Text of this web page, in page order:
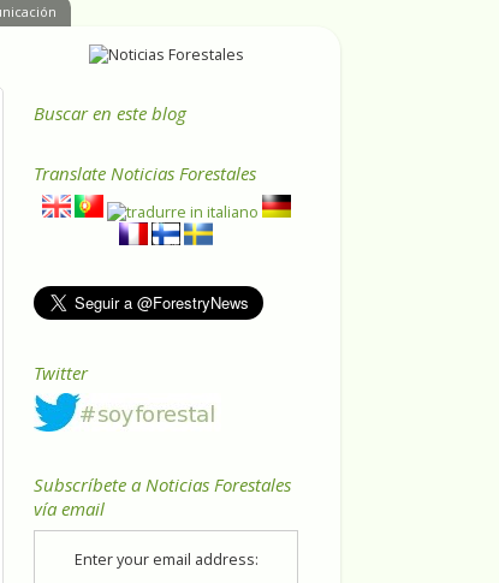
Buscar en este blog
Translate Noticias Forestales
Twitter
Subscríbete a Noticias Forestales
vía email
Enter your email address: